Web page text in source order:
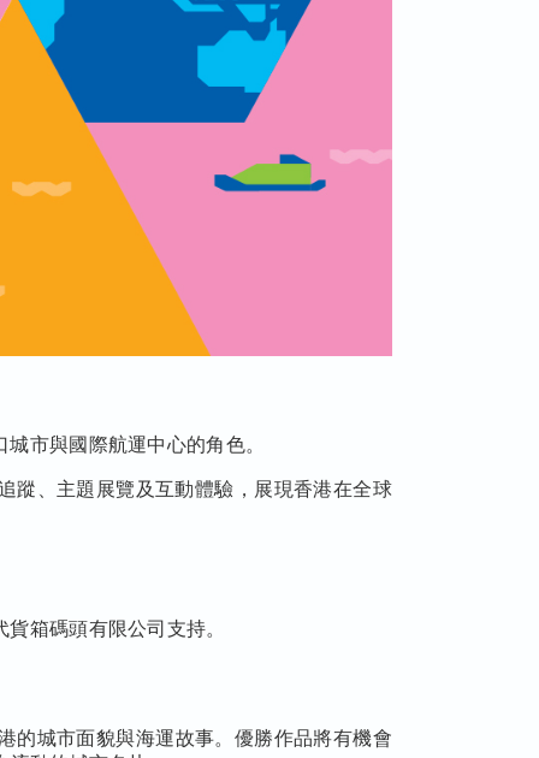
市與國際航運中心的角色。
蹤、主題展覽及互動體驗，展現香港在全球
箱碼頭有限公司支持。
的城市面貌與海運故事。優勝作品將有機會